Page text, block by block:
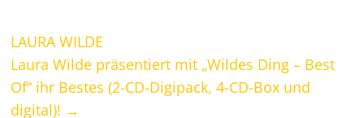
LAURA WILDE
Laura Wilde präsentiert mit „Wildes Ding – Best
Of“ ihr Bestes (2-CD-Digipack, 4-CD-Box und
digital)! →